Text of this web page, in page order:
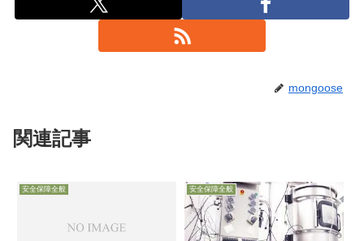
mongoose
関連記事
安全保障全般 安全保障全般